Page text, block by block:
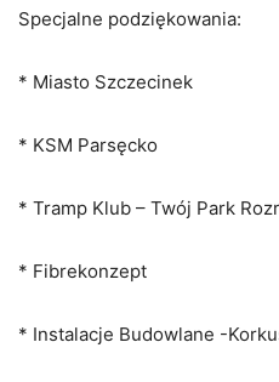
Specjalne podziękowania:
* Miasto Szczecinek
* KSM Parsęcko
* Tramp Klub – Twój Park
* Fibrekonzept
* Instalacje Budowlane -